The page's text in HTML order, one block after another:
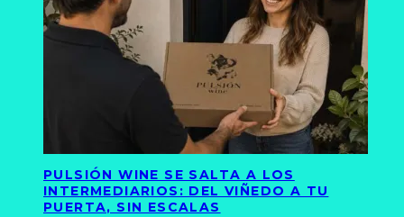
PULSIÓN WINE SE SALTA A LOS
INTERMEDIARIOS: DEL VIÑEDO A TU
PUERTA, SIN ESCALAS